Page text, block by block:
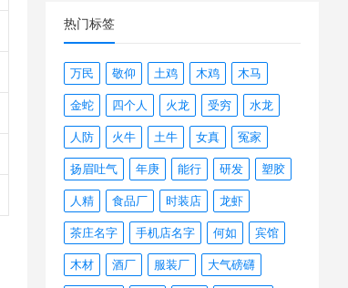
热门标签
万民 敬仰 土鸡 木鸡 木马
金蛇 四个人 火龙 受穷 水龙
人防 火牛 土牛 女真 冤家
扬眉吐气 年庚 能行 研发 塑胶
人精 食品厂 时装店 龙虾
茶庄名字 手机店名字 何如 宾馆
木材 酒厂 服装厂 大气磅礴